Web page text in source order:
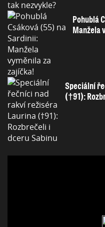
Pohublá
Manžela
Speciální
(†91):